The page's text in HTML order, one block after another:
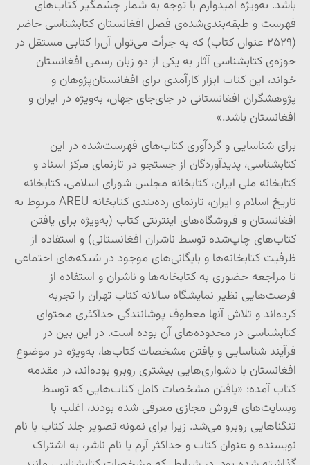
باشد. به‌ویژه امیدوارم با توجه به شمار چشمگیر کتاب‌های
فهرست و طبقه‌بندی‌شده‌ی فصل افغانستان کتابشناسی حاضر
(۲۵۲۹ عنوان کتاب) که به جرأت می‌توان آن‌را کتابی مستقل در
حوزه‌ی کتابشناسی آثار به یکی از دو زبان رسمی افغانستان
خواند، این کتاب ابزار کارآمدی برای افغانستان‌پژوهان و
پژوهشگران افغانستانی در جای‌جای جهان، به‌ویژه در ایران و
افغانستان باشد.»
برای شناسایی و گردآوری کتاب‌های فهرست‌شده در این
کتابشناسی، پدیدآوردگان از جستجو در تارنمای مرکز اسناد و
کتابخانه ملی ایران، کتابخانه مجلس شورای اسلامی، کتابخانه
تاریخ اسلام و ایران، تارنمای رده‌بندی کتابخانه AREU مربوط به
افغانستان و فروشگاه‌های اینترنتی کتاب (به‌ویژه برای یافتن
کتاب‌های چاپ‌شده توسط ناشران افغانستانی) و استفاده از
ظرفیت کتابخانه‌ها و بایگانی‌های موجود در شبکه‌های اجتماعی
تا مراجعه حضوری به کتابخانه‌ها و ناشران و استفاده از
فرصت‌هایی نظیر نمایشگاه سالانه کتاب تهران را تجربه
کرده‌اند و تلاش آنها معطوف پوشانندگی حداکثری محتوای
کتابشناسی در محدوده‌های آن بوده است. در این بین در
فرآیند شناسایی و یافتن مشخصات کتاب‌ها، به‌ویژه در موضوع
افغانستان با دشواری‌هایی بیشتری روبرو بوده‌اند، در مقدمه
کتاب آمده: «یافتن مشخصات کامل کتاب‌هایی که توسط
وبسایت‌های فروش مجازی معرفی شده بودند، اغلب با
تنگناهایی روبرو می‌شد. زیرا برای نمونه تصویر جلد کتاب با نام
نویسنده و عنوان کتاب و حداکثر آرم یا نام ناشر، به اشتراک